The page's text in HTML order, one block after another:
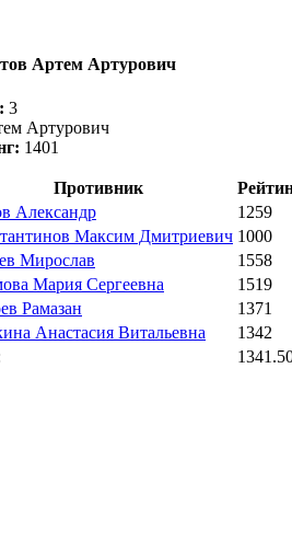
Артем Артурович
3
Артурович
1401
Противник
Александр
1259
Максим Дмитриевич 1000
Мирослав
1558
Мария Сергеевна
1519
Рамазан
1371
Анастасия Витальевна
1342